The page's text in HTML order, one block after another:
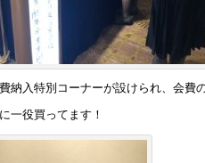
納入特別コーナーが設けられ、会費
一役買ってます！